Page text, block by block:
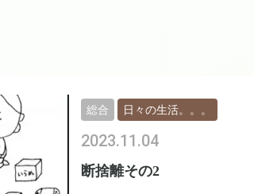
断捨離その2
2023.11.04
総合 日々の生活。。。